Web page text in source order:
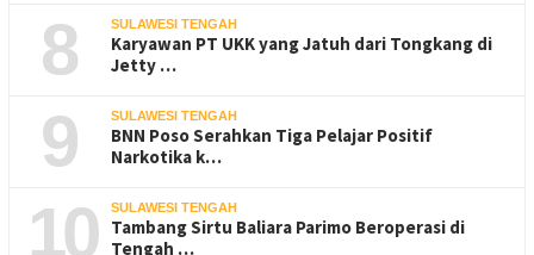
8 SULAWESI TENGAH
Karyawan PT UKK yang Jatuh dari Tongkang di
Jetty …
9 SULAWESI TENGAH
BNN Poso Serahkan Tiga Pelajar Positif
Narkotika k…
10 SULAWESI TENGAH
Tambang Sirtu Baliara Parimo Beroperasi di
Tengah …